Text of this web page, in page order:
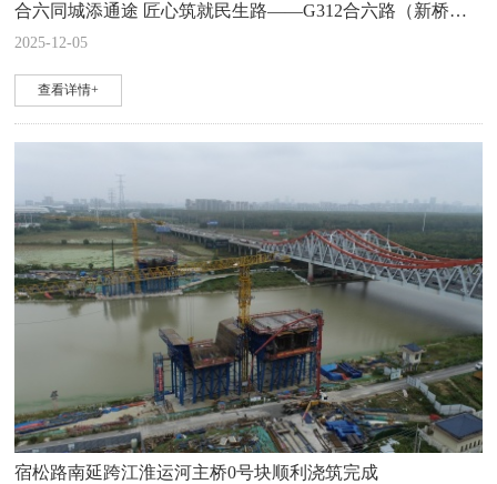
合六同城添通途 匠心筑就民生路——G312合六路（新桥大 道-小庙界）快速化改造工程顺利交工验收
2025-12-05
查看详情+
宿松路南延跨江淮运河主桥0号块顺利浇筑完成